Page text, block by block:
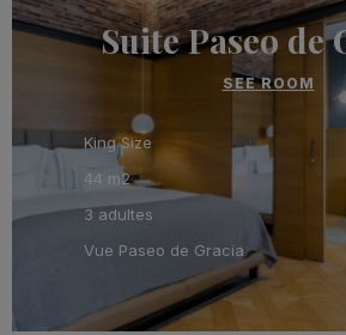
Suite Paseo de
SEE ROOM
King Size
44 m2
3 adultes
Vue Paseo de Gracia